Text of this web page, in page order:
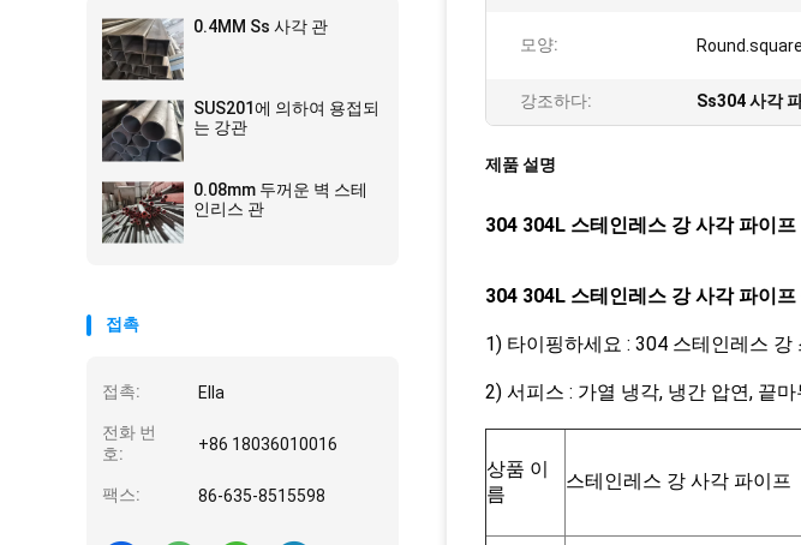
0.4MM Ss 사각 관
SUS201에 의하여 용접되
는 강관
0.08mm 두꺼운 벽 스테
인리스 관
접촉
접촉: Ella
전화 번
호:
+86 18036010016
팩스: 86-635-8515598
모양:
강조하다: Ss304 사각
제품 설명
304 304L 스테인레스 강 사각 파이
304 304L 스테인레스 강 사각 파이프
1) 타이핑하세요 : 304 스테인레스 강
2) 서피스 : 가열 냉각, 냉간 압연, 끝
상품 이
름
스테인레스 강 사각 파이프